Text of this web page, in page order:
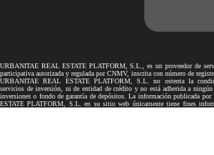
URBANITAE REAL ESTATE PLATFORM, S.L., es un proveedor de
participativa autorizada y regulada por CNMV, inscrita con número de
URBANITAE REAL ESTATE PLATFORM, S.L. no ostenta la
servicios de inversión, ni de entidad de crédito y no está adherida a ningún
inversiones o fondo de garantía de depósitos. La información publicada
ESTATE PLATFORM, S.L. en su sitio web únicamente tiene fines